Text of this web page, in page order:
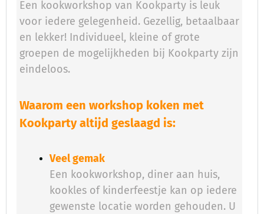
Een kookworkshop van Kookparty is leuk
voor iedere gelegenheid. Gezellig, betaalbaar
en lekker! Individueel, kleine of grote
groepen de mogelijkheden bij Kookparty zijn
eindeloos.
Waarom een workshop koken met
Kookparty altijd geslaagd is:
Veel gemak
Een kookworkshop, diner aan huis,
kookles of kinderfeestje kan op iedere
gewenste locatie worden gehouden. U